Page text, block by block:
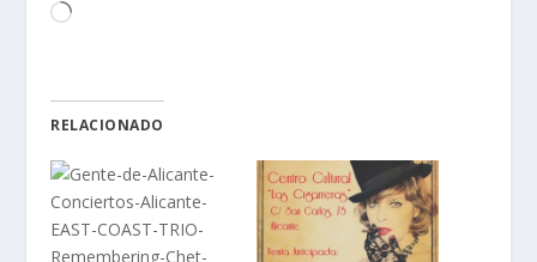
Cargando...
RELACIONADO